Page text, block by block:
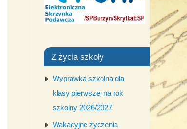
Z życia szkoły
Wyprawka szkolna dla
klasy pierwszej na rok
szkolny 2026/2027
Wakacyjne życzenia